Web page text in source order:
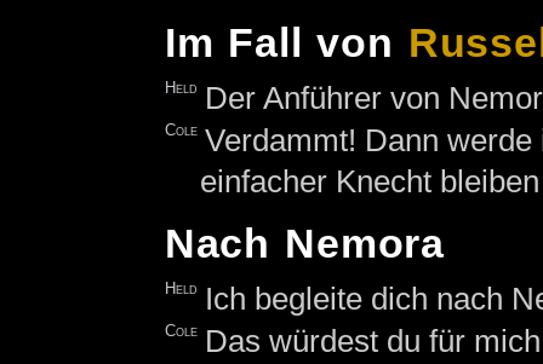
Im Fall von
Held Der Anführer von
Cole Verdammt! Dann
einfacher Knecht
Nach Nemora
Held Ich begleite dich nach
Cole Das würdest du für